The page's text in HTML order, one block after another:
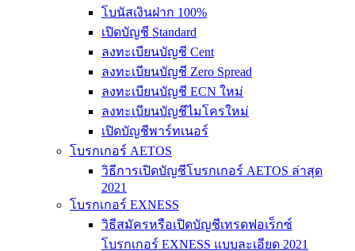
โบนัสเงินฝาก 100%
เปิดบัญชี Standard
ลงทะเบียนบัญชี Cent
ลงทะเบียนบัญชี Zero Spread
ลงทะเบียนบัญชี ECN ใหม่
ลงทะเบียนบัญชีไมโครใหม่
เปิดบัญชีพาร์ทเนอร์
โบรกเกอร์ AETOS
วิธีการเปิดบัญชีโบรกเกอร์ AETOS ล่าสุด
2021
โบรกเกอร์ EXNESS
วิธีสมัครหรือเปิดบัญชีเทรดฟอเร็กซ์
โบรกเกอร์ EXNESS แบบละเอียด 2021